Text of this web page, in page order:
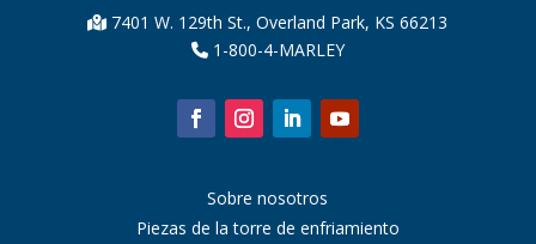
7401 W. 129th St., Overland Park, KS 66213
1-800-4-MARLEY
Sobre nosotros
Piezas de la torre de enfriamiento